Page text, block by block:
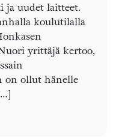
ja uudet laitteet.
koulutilalla
yrittäjä kertoo,
on ollut hänelle